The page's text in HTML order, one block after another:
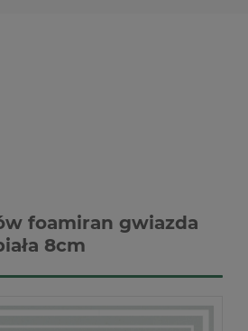
foamiran gwiazda
8cm